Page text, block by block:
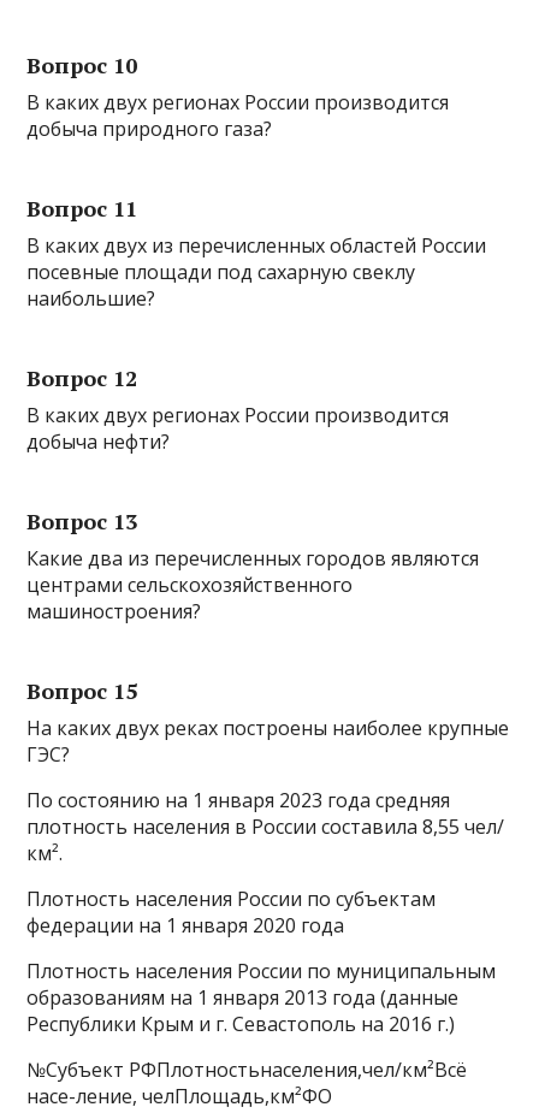
Вопрос 10
В каких двух регионах России производится
добыча природного газа?
Вопрос 11
В каких двух из перечисленных областей России
посевные площади под сахарную свеклу
наибольшие?
Вопрос 12
В каких двух регионах России производится
добыча нефти?
Вопрос 13
Какие два из перечисленных городов являются
центрами сельскохозяйственного
машиностроения?
Вопрос 15
На каких двух реках построены наиболее крупные
ГЭС?
По состоянию на 1 января 2023 года средняя
плотность населения в России составила 8,55 чел/
км².
Плотность населения России по субъектам
федерации на 1 января 2020 года
Плотность населения России по муниципальным
образованиям на 1 января 2013 года (данные
Республики Крым и г. Севастополь на 2016 г.)
№Субъект РФПлотностьнаселения,чел/км²Всё
насе-ление, челПлощадь,км²ФО